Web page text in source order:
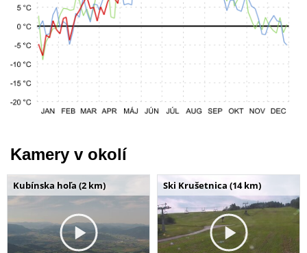
Kamery v okolí
Kubínska hoľa (2 km) Ski Krušetnica (14 km)